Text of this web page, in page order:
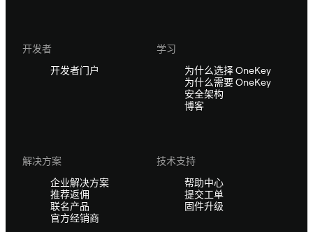
开发者
开发者门户
学习
为什么选择 OneKey
为什么需要 OneKey
安全架构
博客
解决方案
企业解决方案
推荐返佣
联名产品
官方经销商
技术支持
帮助中心
提交工单
固件升级